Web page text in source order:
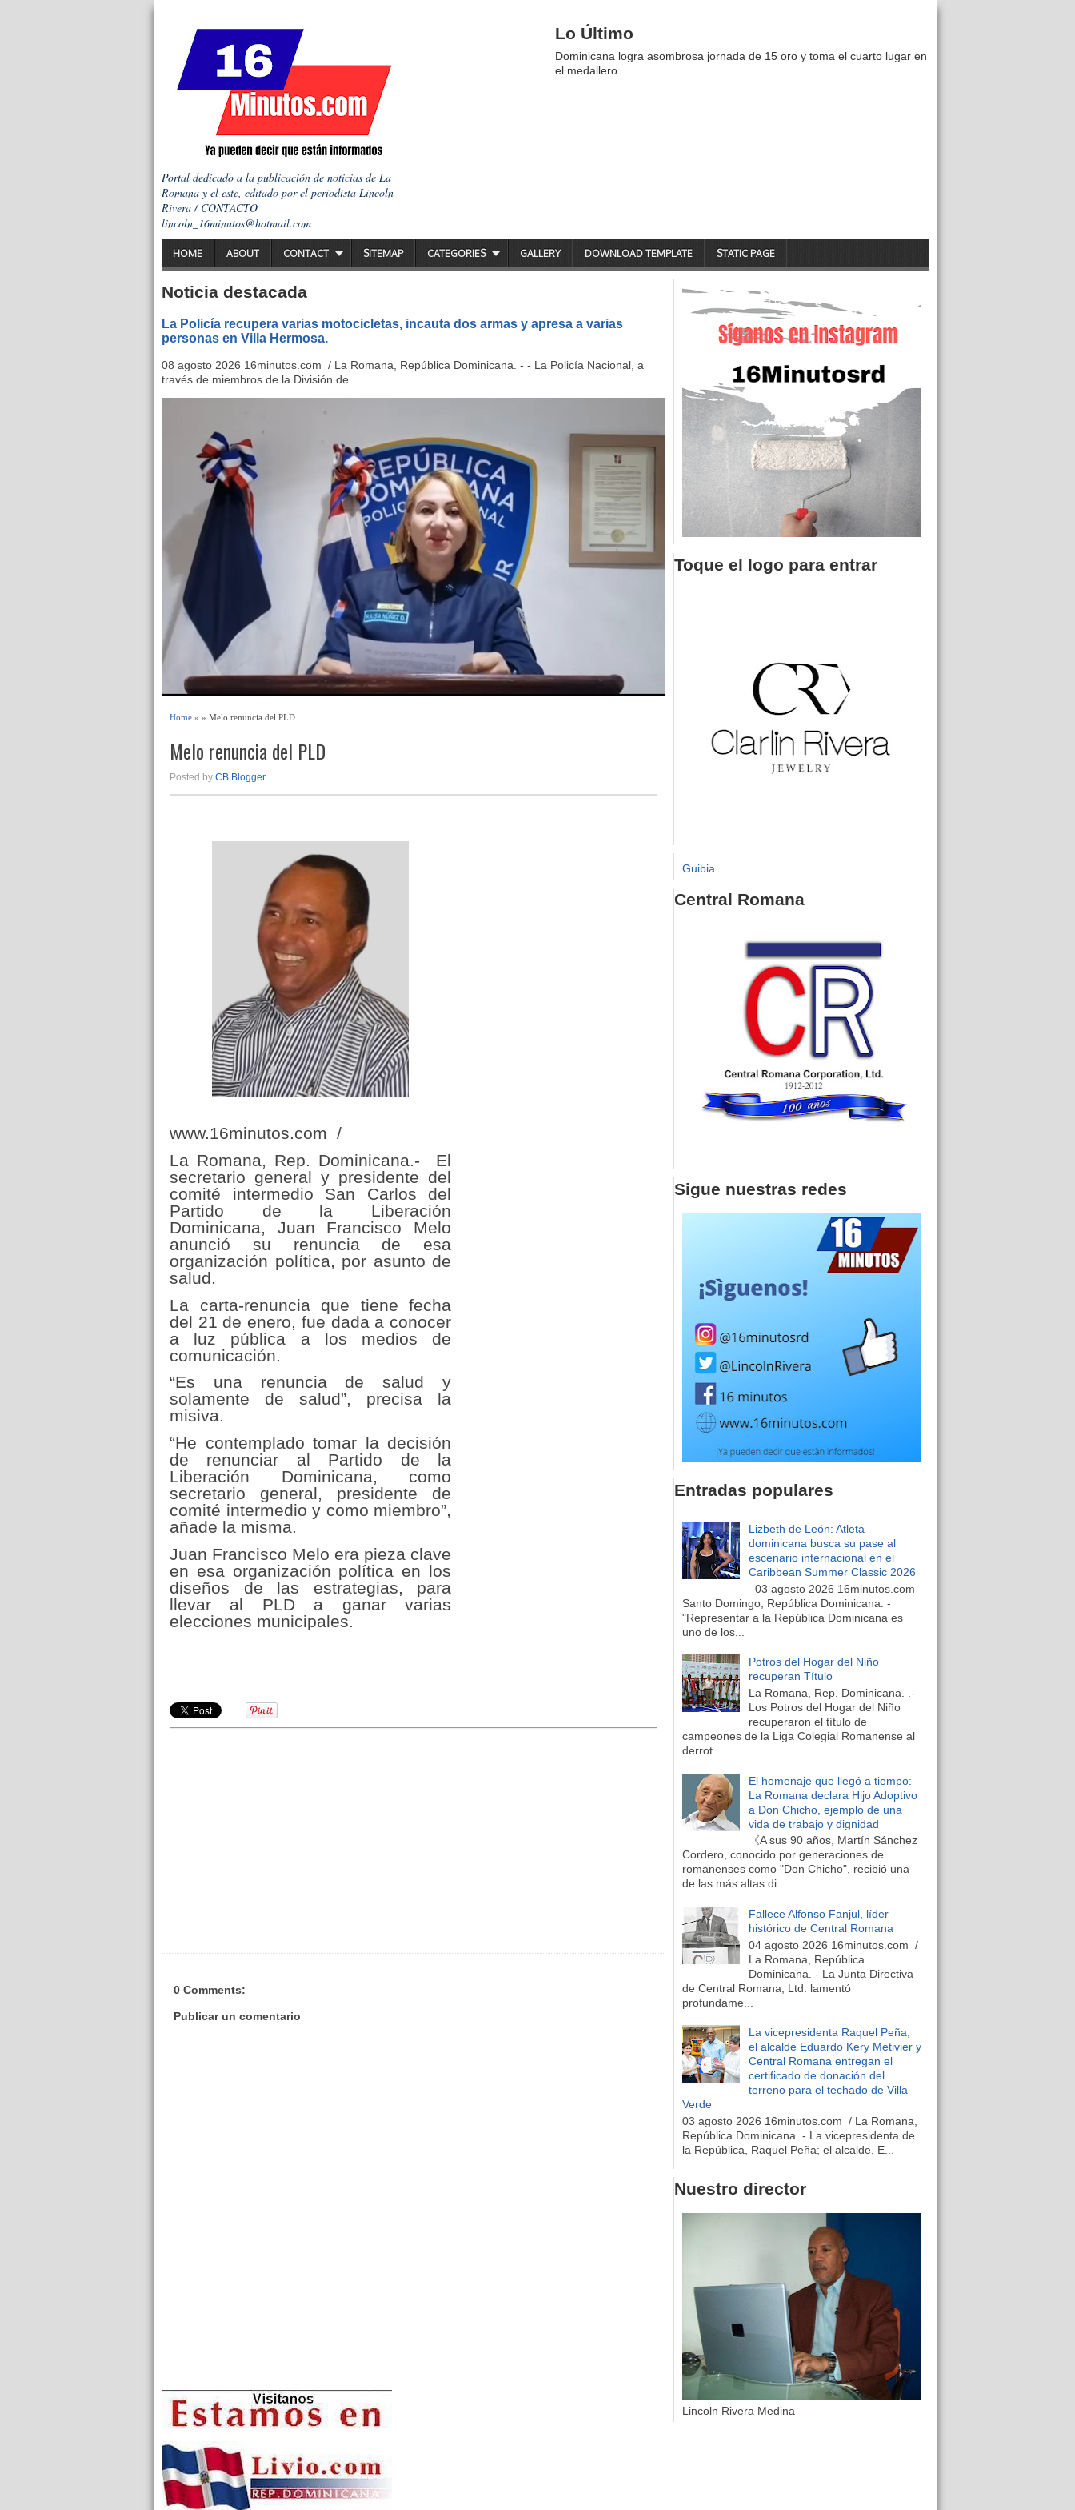
Portal dedicado a la publicación de noticias de La
Romana y el este, editado por el periodista Lincoln
Rivera / CONTACTO
lincoln_16minutos@hotmail.com
Lo Último
Dominicana logra asombrosa jornada de 15 oro y toma el cuarto lugar en
el medallero.
HOME ABOUT CONTACT SITEMAP CATEGORIES GALLERY DOWNLOAD TEMPLATE STATIC PAGE
Noticia destacada
La Policía recupera varias motocicletas, incauta dos armas y apresa a varias
personas en Villa Hermosa.
08 agosto 2026 16minutos.com / La Romana, República Dominicana. - - La Policía Nacional, a
través de miembros de la División de...
Home » » Melo renuncia del PLD
Melo renuncia del PLD
Posted by CB Blogger
www.16minutos.com /
La Romana, Rep. Dominicana.- El
secretario general y presidente del
comité intermedio San Carlos del
Partido de la Liberación
Dominicana, Juan Francisco Melo
anunció su renuncia de esa
organización política, por asunto de
salud.
La carta-renuncia que tiene fecha
del 21 de enero, fue dada a conocer
a luz pública a los medios de
comunicación.
“Es una renuncia de salud y
solamente de salud”, precisa la
misiva.
“He contemplado tomar la decisión
de renunciar al Partido de la
Liberación Dominicana, como
secretario general, presidente de
comité intermedio y como miembro”,
añade la misma.
Juan Francisco Melo era pieza clave
en esa organización política en los
diseños de las estrategias, para
llevar al PLD a ganar varias
elecciones municipales.
0 Comments:
Publicar un comentario
Toque el logo para entrar
Guibia
Central Romana
Sigue nuestras redes
Entradas populares
Lizbeth de León: Atleta
dominicana busca su pase al
escenario internacional en el
Caribbean Summer Classic 2026
03 agosto 2026 16minutos.com
Santo Domingo, República Dominicana. -
"Representar a la República Dominicana es
uno de los...
Potros del Hogar del Niño
recuperan Título
La Romana, Rep. Dominicana. .-
Los Potros del Hogar del Niño
recuperaron el título de
campeones de la Liga Colegial Romanense al
derrot...
El homenaje que llegó a tiempo:
La Romana declara Hijo Adoptivo
a Don Chicho, ejemplo de una
vida de trabajo y dignidad
《A sus 90 años, Martín Sánchez
Cordero, conocido por generaciones de
romanenses como "Don Chicho", recibió una
de las más altas di...
Fallece Alfonso Fanjul, líder
histórico de Central Romana
04 agosto 2026 16minutos.com /
La Romana, República
Dominicana. - La Junta Directiva
de Central Romana, Ltd. lamentó
profundame...
La vicepresidenta Raquel Peña,
el alcalde Eduardo Kery Metivier y
Central Romana entregan el
certificado de donación del
terreno para el techado de Villa
Verde
03 agosto 2026 16minutos.com / La Romana,
República Dominicana. - La vicepresidenta de
la República, Raquel Peña; el alcalde, E...
Nuestro director
Lincoln Rivera Medina